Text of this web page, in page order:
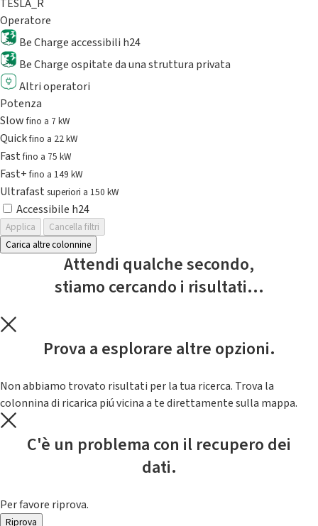
TESLA_R
Operatore
Be Charge accessibili h24
Be Charge ospitate da una struttura privata
Altri operatori
Potenza
Slowfino a 7 kW
Quickfino a 22 kW
Fastfino a 75 kW
Fast+fino a 149 kW
Ultrafast superiori a 150 kW
Accessibile h24
Applica
Cancella filtri
Carica altre colonnine
Attendi qualche secondo,
stiamo cercando i risultati...
Prova a esplorare altre opzioni.
Non abbiamo trovato risultati per la tua ricerca. Trova la
colonnina di ricarica piú vicina a te direttamente sulla mappa.
C'è un problema con il recupero dei
dati.
Per favore riprova.
Riprova